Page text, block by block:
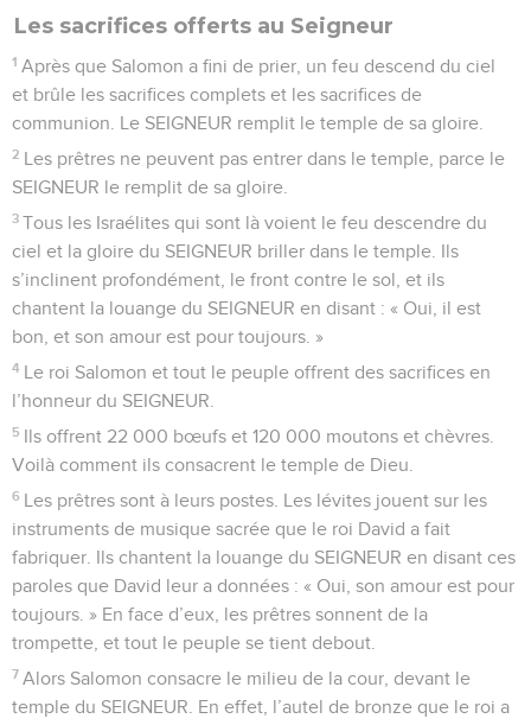
Les sacrifices offerts au Seigneur
1 Après que Salomon a fini de prier, un feu descend du ciel
et brûle les sacrifices complets et les sacrifices de
communion. Le SEIGNEUR remplit le temple de sa gloire.
2 Les prêtres ne peuvent pas entrer dans le temple, parce le
SEIGNEUR le remplit de sa gloire.
3 Tous les Israélites qui sont là voient le feu descendre du
ciel et la gloire du SEIGNEUR briller dans le temple. Ils
s’inclinent profondément, le front contre le sol, et ils
chantent la louange du SEIGNEUR en disant : « Oui, il est
bon, et son amour est pour toujours. »
4 Le roi Salomon et tout le peuple offrent des sacrifices en
l’honneur du SEIGNEUR.
5 Ils offrent 22 000 bœufs et 120 000 moutons et chèvres.
Voilà comment ils consacrent le temple de Dieu.
6 Les prêtres sont à leurs postes. Les lévites jouent sur les
instruments de musique sacrée que le roi David a fait
fabriquer. Ils chantent la louange du SEIGNEUR en disant ces
paroles que David leur a données : « Oui, son amour est pour
toujours. » En face d’eux, les prêtres sonnent de la
trompette, et tout le peuple se tient debout.
7 Alors Salomon consacre le milieu de la cour, devant le
temple du SEIGNEUR. En effet, l’autel de bronze que le roi a